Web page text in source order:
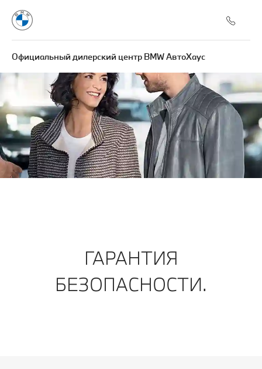
Официальный дилерский центр BMW АвтоХаус
ГАРАНТИЯ
БЕЗОПАСНОСТИ.